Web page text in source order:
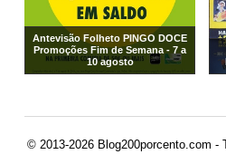
Antevisão Folheto PINGO DOCE
Promoções Fim de Semana - 7 a
10 agosto
© 2013-2026 Blog200porcento.com -